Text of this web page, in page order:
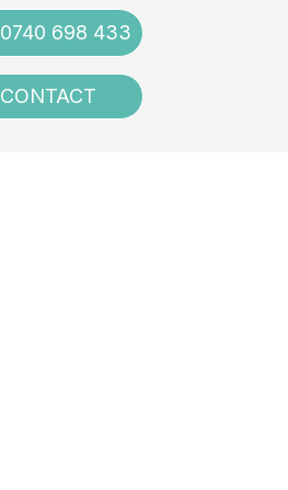
0740 698 433
CONTACT